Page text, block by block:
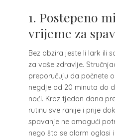
1. Postepeno
vrijeme za
Bez obzira jeste li lark ili
za vaše zdravlje.
preporučuju da počnete
negdje od 20 minuta do
noći. Kroz tjedan dana
rutinu sve ranije i prije
spavanje ne omogući
nego što se alarm oglasi